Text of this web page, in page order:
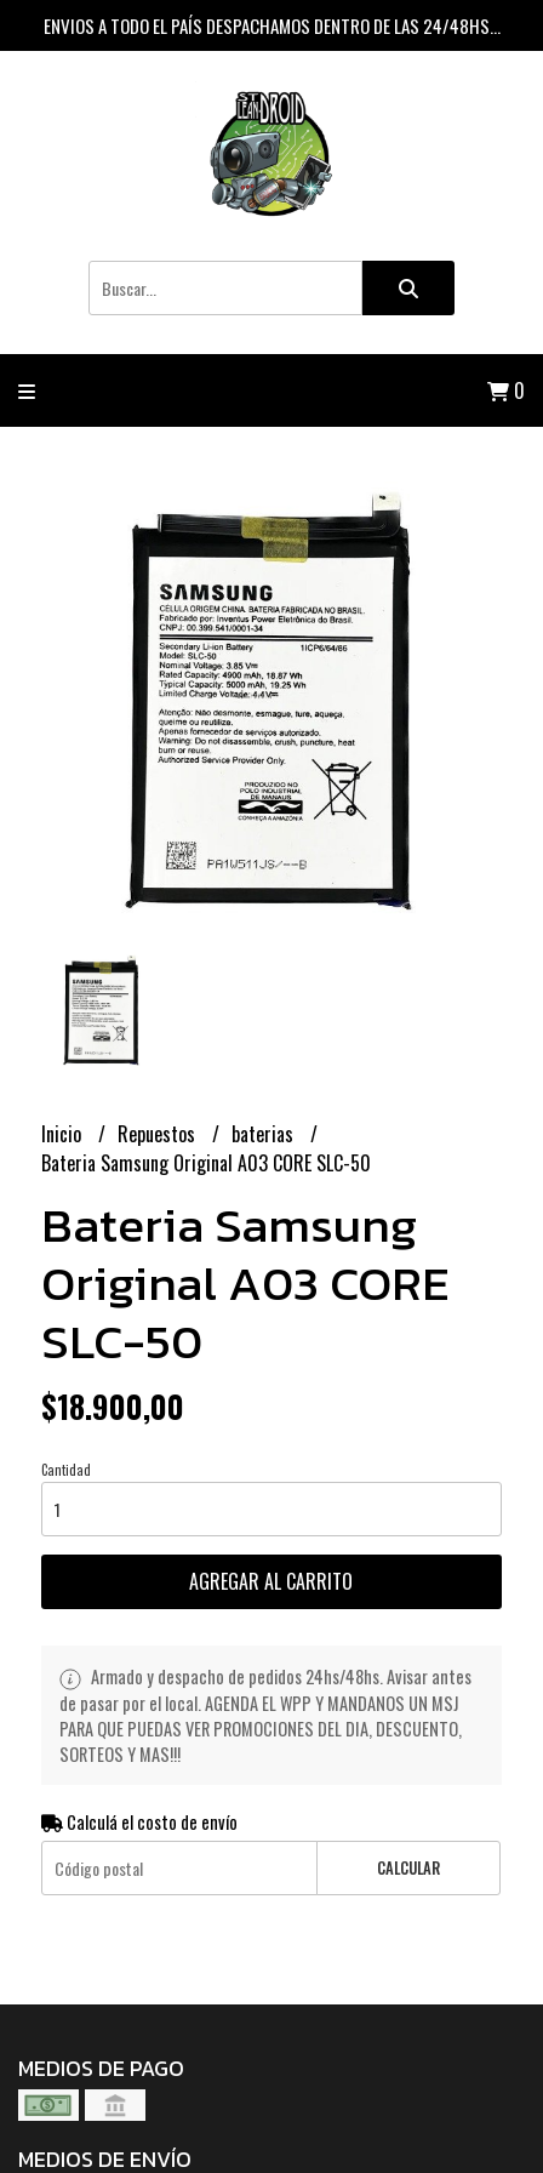
ENVIOS A TODO EL PAÍS DESPACHAMOS DENTRO DE LAS 24/48HS...
0
Inicio Repuestos
baterias
Bateria Samsung Original A03 CORE SLC-50
Bateria Samsung
Original A03 CORE
SLC-50
$18.900,00
Cantidad
AGREGAR AL CARRITO
Armado y despacho de pedidos 24hs/48hs. Avisar antes
de pasar por el local. AGENDA EL WPP Y MANDANOS UN MSJ
PARA QUE PUEDAS VER PROMOCIONES DEL DIA, DESCUENTO,
SORTEOS Y MAS!!!
Calculá el costo de envío
CALCULAR
MEDIOS DE PAGO
MEDIOS DE ENVÍO